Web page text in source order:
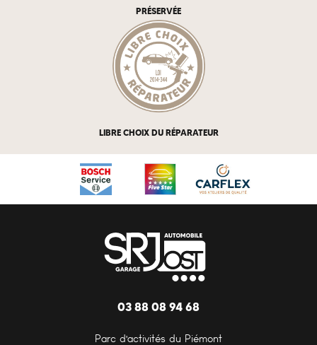
PRÉSERVÉE
LIBRE CHOIX DU RÉPARATEUR
03 88 08 94 68
Parc d'activités du Piémont